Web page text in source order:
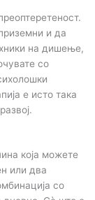
и да
на дишење,
со
е исто така
која можете
или два
со